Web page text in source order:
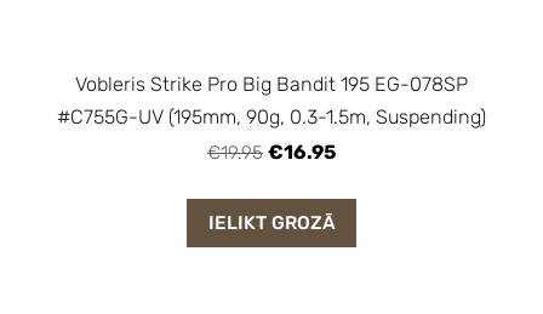
Vobleris Strike Pro Big Bandit 195 EG-078SP
#C755G-UV (195mm, 90g, 0.3-1.5m, Suspending)
€19.95 €16.95
IELIKT GROZĀ